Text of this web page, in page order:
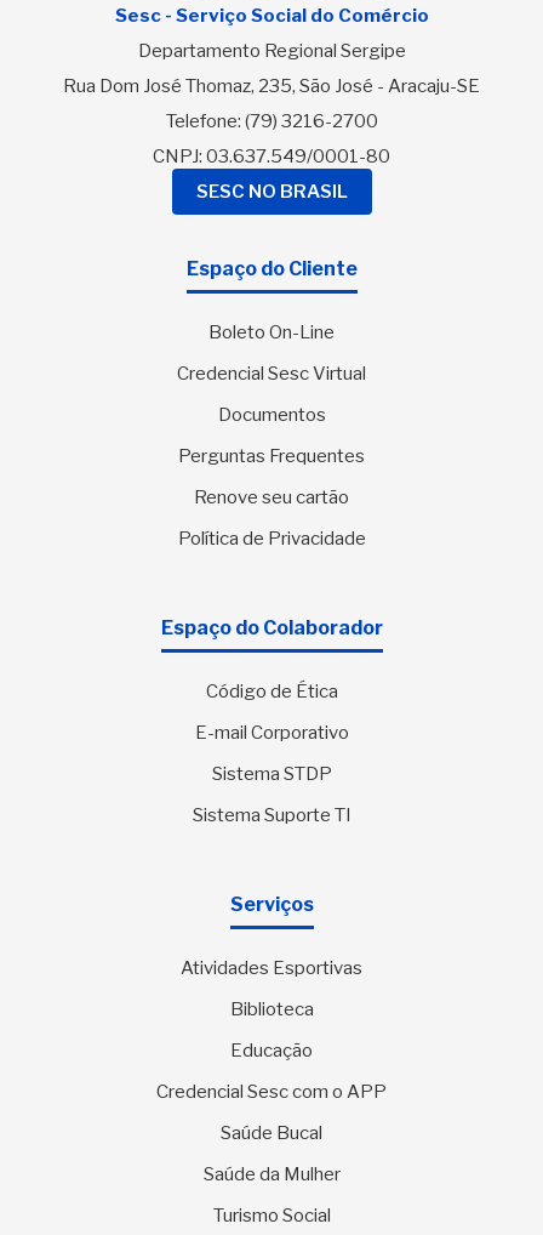
Sesc - Serviço Social do Comércio
Departamento Regional Sergipe
Rua Dom José Thomaz, 235, São José - Aracaju-SE
Telefone: (79) 3216-2700
CNPJ: 03.637.549/0001-80
SESC NO BRASIL
Espaço do Cliente
Boleto On-Line
Credencial Sesc Virtual
Documentos
Perguntas Frequentes
Renove seu cartão
Política de Privacidade
Espaço do Colaborador
Código de Ética
E-mail Corporativo
Sistema STDP
Sistema Suporte TI
Serviços
Atividades Esportivas
Biblioteca
Educação
Credencial Sesc com o APP
Saúde Bucal
Saúde da Mulher
Turismo Social